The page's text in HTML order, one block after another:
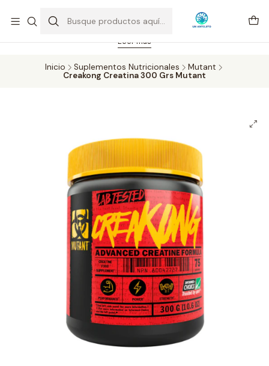
Feriado 21-05-2026 atención hasta las 14 hrs. Envío GRATIS mismo
día solo área Metropolitana Santiago por compras desde CLP 39.900.
Pedidos hasta 16 hrs., sábados y domingos hasta 14 hrs.
Leer más
Inicio Suplementos Nutricionales
Mutant
Creakong Creatina 300 Grs Mutant